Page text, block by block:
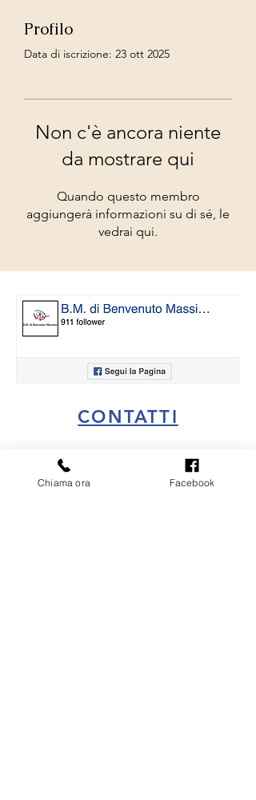
Profilo
Data di iscrizione: 23 ott 2025
Non c'è ancora niente
da mostrare qui
Quando questo membro
aggiungerà informazioni su di sé, le
vedrai qui.
CONTATTI
bmimpiantigenova@gmail.com
Chiama ora Facebook